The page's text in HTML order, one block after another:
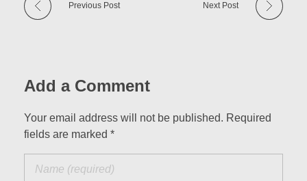
Previous Post Next Post
Add a Comment
Your email address will not be published. Required
fields are marked *